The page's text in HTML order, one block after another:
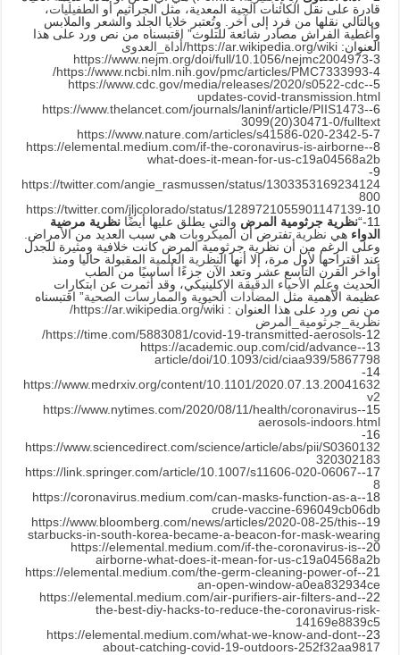
قادرة على نقل الكائنات الحية المعدية، مثل الجراثيم أو الطفيليات،
وبالتالي نقلها من فرد إلى آخر. وتُعتبر خلايا الجلد والشعر والملابس
وأغطية الفراش مصادر شائعة للتلوث” اقتبسناه من نص ورد على هذا
العنوان:https://ar.wikipedia.org/wiki/أداة_العدوى
3-
https://www.nejm.org/doi/full/10.1056/nejmc2004973
4-
https://www.ncbi.nlm.nih.gov/pmc/articles/PMC7333993/
5-
https://www.cdc.gov/media/releases/2020/s0522-cdc-
updates-covid-transmission.html
6-
https://www.thelancet.com/journals/laninf/article/PIIS1473-
3099(20)30471-0/fulltext
7-
https://www.nature.com/articles/s41586-020-2342-5
8-
https://elemental.medium.com/if-the-coronavirus-is-airborne-
what-does-it-mean-for-us-c19a04568a2b
9-
https://twitter.com/angie_rasmussen/status/1303353169234124
800
10-
https://twitter.com/jljcolorado/status/1289721055901147139
11-“
نظرية جرثومية المرض والتي يطلق عليها أيضًانظرية مرضية
الدواء هي نظرية تفترض أن الميكروباتهي سبب العديد من الأمراض.
وعلى الرغم من أن نظرية جرثومية المرض كانت خلافية ومثيرة للجدل
عند اقتراحها لأول مرة، إلا أنهاالنظرية العلمية المقبولة حاليا ومنذ
أواخر القرن التاسع عشر وتعد الآن جزءًا أساسيًا من الطب
الحديث وعلم الأحياء الدقيقة الإكلينيكي، وقد أثمرت عن ابتكارات
عظيمة الأهمية مثل المضادات الحيوية والممارسات الصحية” اقتبسناه
من نص ورد على هذا العنوان :
https://ar.wikipedia.org/wiki/
نظرية_جرثومية_المرض
12-
https://time.com/5883081/covid-19-transmitted-aerosols/
13-
https://academic.oup.com/cid/advance-
article/doi/10.1093/cid/ciaa939/5867798
14-
https://www.medrxiv.org/content/10.1101/2020.07.13.20041632
v2
15-
https://www.nytimes.com/2020/08/11/health/coronavirus-
aerosols-indoors.html
16-
https://www.sciencedirect.com/science/article/abs/pii/S0360132
320302183
17-
https://link.springer.com/article/10.1007/s11606-020-06067-
8
18-
https://coronavirus.medium.com/can-masks-function-as-a-
crude-vaccine-696049cb06db
19-
https://www.bloomberg.com/news/articles/2020-08-25/this-
starbucks-in-south-korea-became-a-beacon-for-mask-wearing
20-
https://elemental.medium.com/if-the-coronavirus-is-
airborne-what-does-it-mean-for-us-c19a04568a2b
21-
https://elemental.medium.com/the-germ-cleaning-power-of-
an-open-window-a0ea832934ce
22-
https://elemental.medium.com/air-purifiers-air-filters-and-
the-best-diy-hacks-to-reduce-the-coronavirus-risk-
14169e8839c5
23-
https://elemental.medium.com/what-we-know-and-dont-
about-catching-covid-19-outdoors-252f32aa9817